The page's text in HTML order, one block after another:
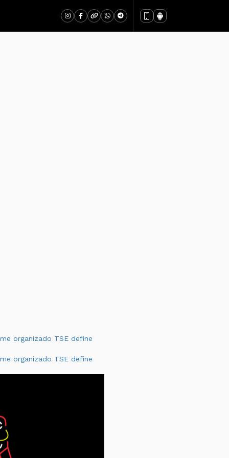
organizado TSE define
organizado TSE define